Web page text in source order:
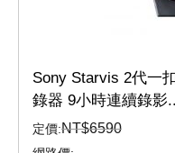
Sony Starvis 2代一
錄器 9小時連續錄影
定價:NT$6590